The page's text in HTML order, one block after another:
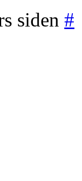
siden #